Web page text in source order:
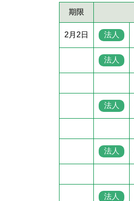
期限
2月2日 法人
法人
法人
法人
法人